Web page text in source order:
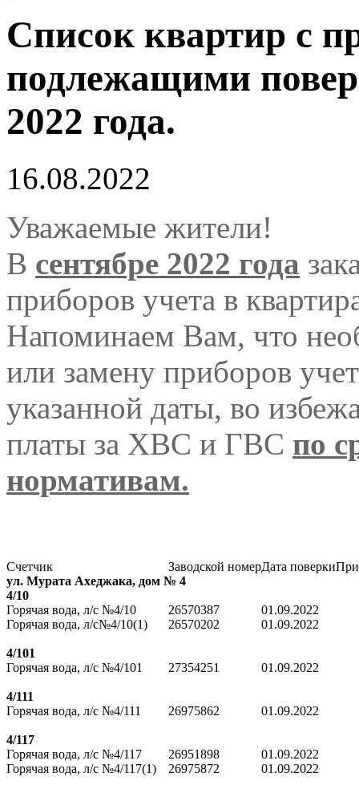
Список квартир с
подлежащими
2022 года.
16.08.2022
Уважаемые жители!
В сентябре 2022 года
приборов учета в
Напоминаем Вам, что
или замену приборов
указанной даты, во
платы за ХВС и ГВС по
нормативам.
Счетчик Заводской номерДата поверки
ул. Мурата Ахеджака, дом № 4
4/10
Горячая вода, л/с №4/10
26570387
01.09.2022
Горячая вода, л/с№4/10(1)
26570202 01.09.2022
4/101
Горячая вода, л/с №4/101
27354251 01.09.2022
4/111
Горячая вода, л/с №4/111
26975862 01.09.2022
4/117
Горячая вода, л/с №4/117
26951898
01.09.2022
Горячая вода, л/с №4/117(1)
26975872 01.09.2022